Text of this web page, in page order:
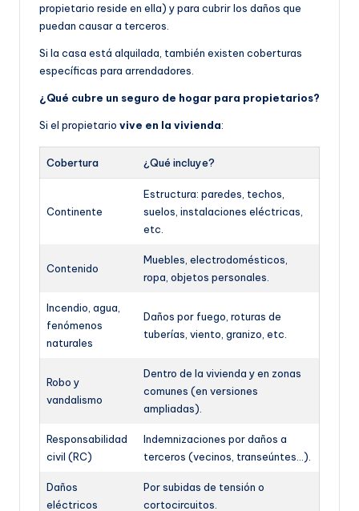
propietario reside en ella) y para cubrir los daños que
puedan causar a terceros.
Si la casa está alquilada, también existen coberturas
específicas para arrendadores.
¿Qué cubre un seguro de hogar para propietarios?
Si el propietario vive en la vivienda:
Cobertura ¿Qué incluye?
Continente
Estructura: paredes, techos,
suelos, instalaciones eléctricas,
etc.
Contenido
Muebles, electrodomésticos,
ropa, objetos personales.
Incendio, agua,
fenómenos
naturales
Daños por fuego, roturas de
tuberías, viento, granizo, etc.
Robo y
vandalismo
Dentro de la vivienda y en zonas
comunes (en versiones
ampliadas).
Responsabilidad
civil (RC)
Indemnizaciones por daños a
terceros (vecinos, transeúntes…).
Daños
eléctricos
Por subidas de tensión o
cortocircuitos.